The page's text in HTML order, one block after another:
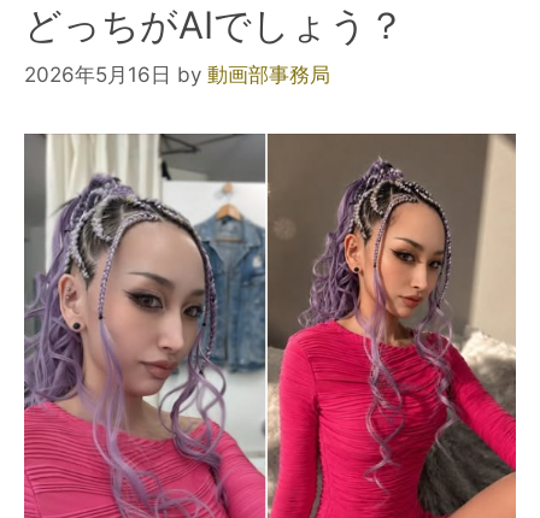
どっちがAIでしょう？
2026年5月16日 by 動画部事務局